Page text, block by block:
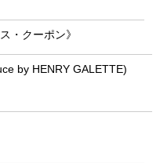
・クーポン》
by HENRY GALETTE)